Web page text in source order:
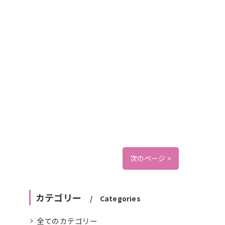
次のページ >
カテゴリー Categories
全てのカテゴリー